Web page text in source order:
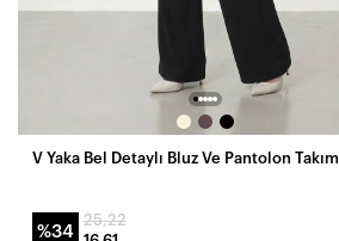
V Yaka Bel Detaylı Bluz Ve Pantolon Takım
%34
25,22